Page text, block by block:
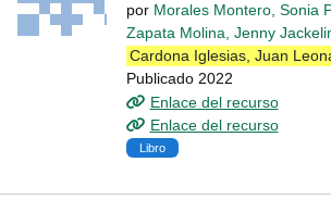
por Morales Montero, Sonia
Zapata Molina, Jenny
Cardona Iglesias, Juan
Publicado 2022
Enlace del recurso
Enlace del recurso
Libro